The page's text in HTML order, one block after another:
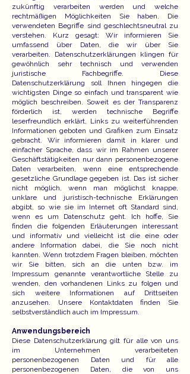
zukünftig verarbeiten werden und welche
rechtmäßigen Möglichkeiten Sie haben. Die
verwendeten Begriffe sind geschlechtsneutral zu
verstehen. Kurz gesagt: Wir informieren Sie
umfassend über Daten, die wir über Sie
verarbeiten. Datenschutzerklärungen klingen für
gewöhnlich sehr technisch und verwenden
juristische Fachbegriffe. Diese
Datenschutzerklärung soll Ihnen hingegen die
wichtigsten Dinge so einfach und transparent wie
möglich beschreiben. Soweit es der Transparenz
förderlich ist, werden technische Begriffe
leserfreundlich erklärt, Links zu weiterführenden
Informationen geboten und Grafiken zum Einsatz
gebracht. Wir informieren damit in klarer und
einfacher Sprache, dass wir im Rahmen unserer
Geschäftstätigkeiten nur dann personenbezogene
Daten verarbeiten, wenn eine entsprechende
gesetzliche Grundlage gegeben ist. Das ist sicher
nicht möglich, wenn man möglichst knappe,
unklare und juristisch-technische Erklärungen
abgibt, so wie sie im Internet oft Standard sind,
wenn es um Datenschutz geht. Ich hoffe, Sie
finden die folgenden Erläuterungen interessant
und informativ und vielleicht ist die eine oder
andere Information dabei, die Sie noch nicht
kannten. Wenn trotzdem Fragen bleiben, möchten
wir Sie bitten, sich an die unten bzw. im
Impressum genannte verantwortliche Stelle zu
wenden, den vorhandenen Links zu folgen und
sich weitere Informationen auf Drittseiten
anzusehen. Unsere Kontaktdaten finden Sie
selbstverständlich auch im Impressum.
Anwendungsbereich
Diese Datenschutzerklärung gilt für alle von uns
im Unternehmen verarbeiteten
personenbezogenen Daten und für alle
personenbezogenen Daten, die von uns